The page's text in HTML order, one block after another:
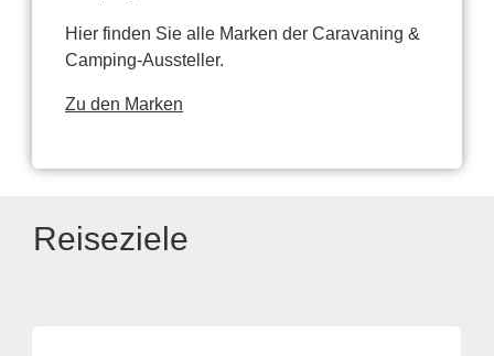
Hier finden Sie alle Marken der Caravaning &
Camping-Aussteller.
Zu den Marken
Reiseziele